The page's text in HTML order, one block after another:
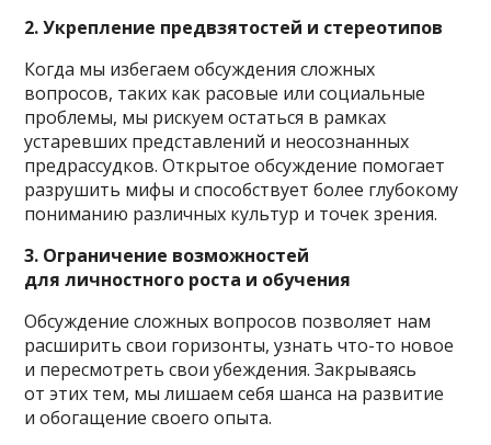
2. Укрепление предвзятостей и стереотипов
Когда мы избегаем обсуждения сложных
вопросов, таких как расовые или социальные
проблемы, мы рискуем остаться в рамках
устаревших представлений и неосознанных
предрассудков. Открытое обсуждение помогает
разрушить мифы и способствует более глубокому
пониманию различных культур и точек зрения.
3. Ограничение возможностей
для личностного роста и обучения
Обсуждение сложных вопросов позволяет нам
расширить свои горизонты, узнать что-то новое
и пересмотреть свои убеждения. Закрываясь
от этих тем, мы лишаем себя шанса на развитие
и обогащение своего опыта.